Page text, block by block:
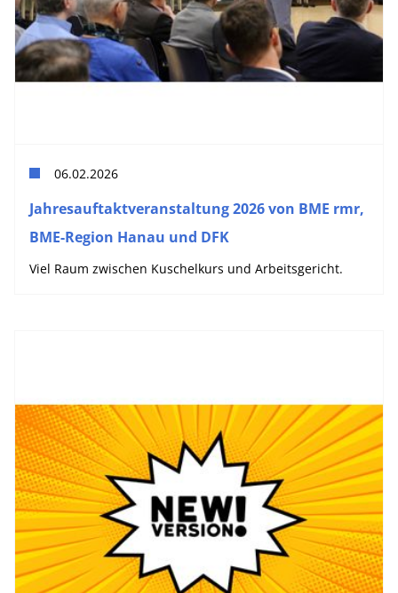
06.02.2026
Jahresauftaktveranstaltung 2026 von BME rmr,
BME-Region Hanau und DFK
Viel Raum zwischen Kuschelkurs und Arbeitsgericht.